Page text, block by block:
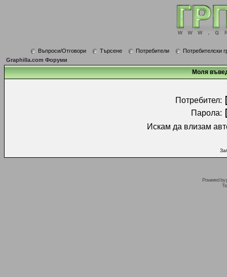
Въпроси/Отговори Търсене Потребители
Потребителски
Graphilla.com Форуми
Моля
Потребител:
Парола:
Искам да влизам
Powered by